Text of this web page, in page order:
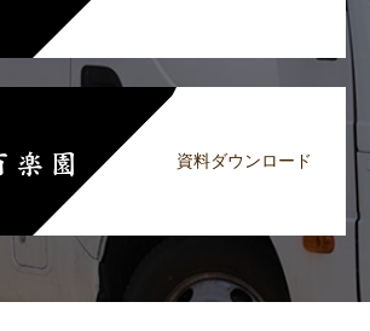
資料ダウンロード